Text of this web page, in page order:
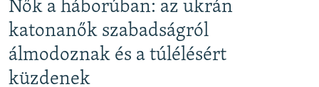
EURÓPAI UNIÓ
VILÁG
KLÍMAVÁLTOZÁS
Nők a háborúban: az ukrán
katonanők szabadságról
álmodoznak és a túlélésért
küzdenek